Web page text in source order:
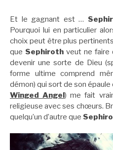
Et le gagnant est …
Pourquoi lui en particulier
choix peut être plus
que Sephiroth veut ne faire
devenir une sorte de Dieu
forme ultime comprend
démon) qui sort de son
Winged Angel) me fait
religieuse avec ses chœurs.
quelqu’un d’autre que